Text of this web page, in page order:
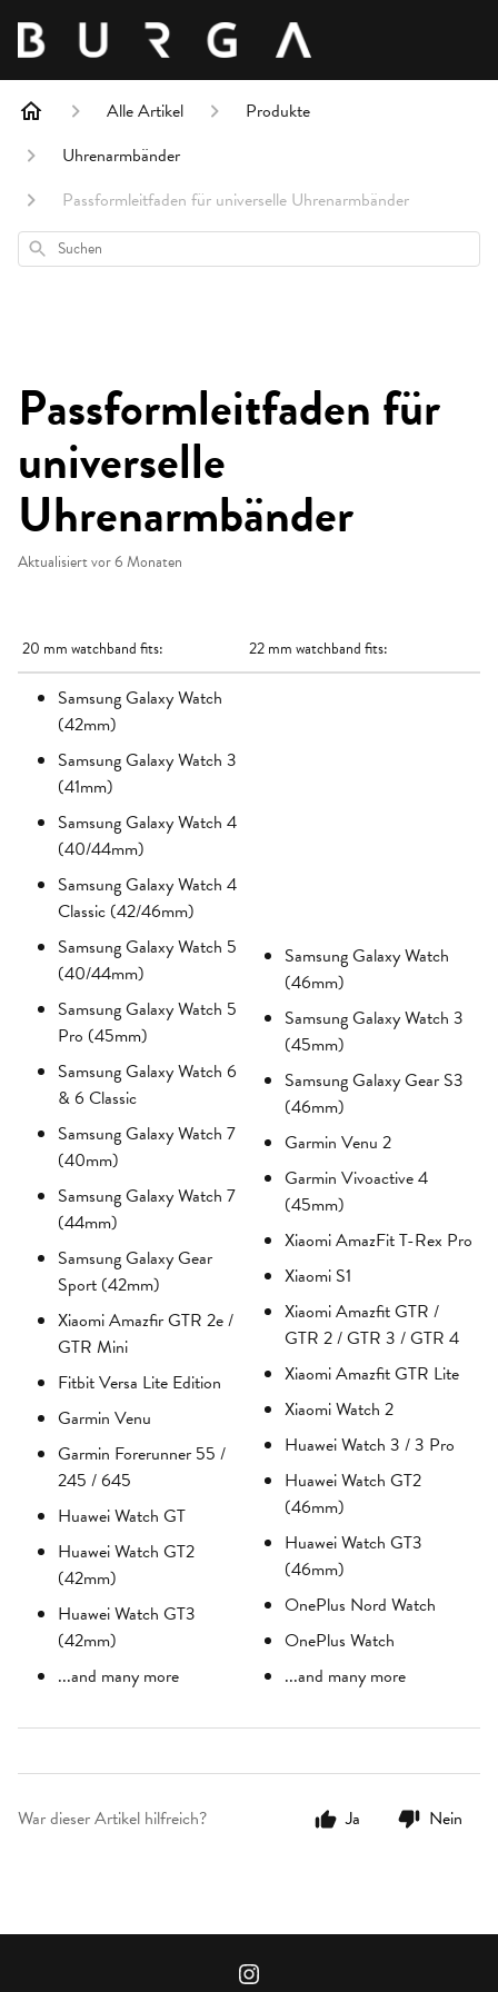
Alle Artikel
Produkte
Uhrenarmbänder
Passformleitfaden für universelle Uhrenarmbänder
Suchen
Passformleitfaden für
universelle
Uhrenarmbänder
Aktualisiertvor 6 Monaten
20 mm watchband fits: 22 mm watchband fits:
Samsung Galaxy Watch
(42mm)
Samsung Galaxy Watch 3
(41mm)
Samsung Galaxy Watch 4
(40/44mm)
Samsung Galaxy Watch 4
Classic (42/46mm)
Samsung Galaxy Watch 5
(40/44mm)
Samsung Galaxy Watch 5
Pro (45mm)
Samsung Galaxy Watch 6
& 6 Classic
Samsung Galaxy Watch 7
(40mm)
Samsung Galaxy Watch 7
(44mm)
Samsung Galaxy Gear
Sport (42mm)
Xiaomi Amazfir GTR 2e /
GTR Mini
Fitbit Versa Lite Edition
Garmin Venu
Garmin Forerunner 55 /
245 / 645
Huawei Watch GT
Huawei Watch GT2
(42mm)
Huawei Watch GT3
(42mm)
...and many more
Samsung Galaxy Watch
(46mm)
Samsung Galaxy Watch 3
(45mm)
Samsung Galaxy Gear S3
(46mm)
Garmin Venu 2
Garmin Vivoactive 4
(45mm)
Xiaomi AmazFit T-Rex Pro
Xiaomi S1
Xiaomi Amazfit GTR /
GTR 2 / GTR 3 / GTR 4
Xiaomi Amazfit GTR Lite
Xiaomi Watch 2
Huawei Watch 3 / 3 Pro
Huawei Watch GT2
(46mm)
Huawei Watch GT3
(46mm)
OnePlus Nord Watch
OnePlus Watch
...and many more
War dieser Artikel hilfreich? Ja Nein